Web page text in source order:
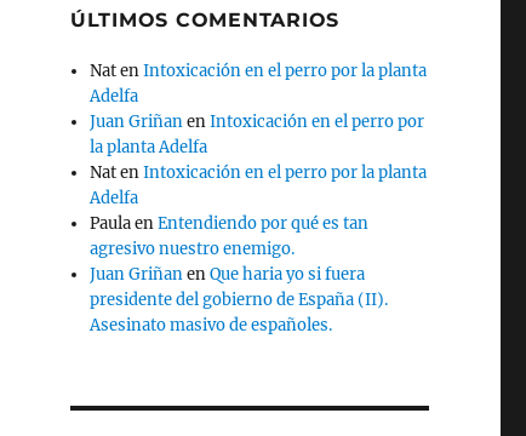
ÚLTIMOS COMENTARIOS
NatenIntoxicación en el perro por la planta
Adelfa
Juan GriñanenIntoxicación en el perro por
la planta Adelfa
NatenIntoxicación en el perro por la planta
Adelfa
PaulaenEntendiendo por qué es tan
agresivo nuestro enemigo.
Juan GriñanenQue haria yo si fuera
presidente del gobierno de España (II).
Asesinato masivo de españoles.